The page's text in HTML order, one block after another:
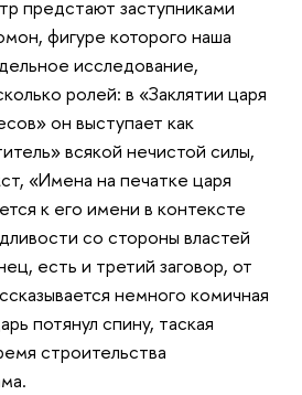
предстают заступниками
фигуре которого наша
исследование,
ролей: в «Заклятии царя
он выступает как
всякой нечистой силы,
«Имена на печатке царя
к его имени в контексте
со стороны властей
есть и третий заговор, от
немного комичная
потянул спину, таская
строительства